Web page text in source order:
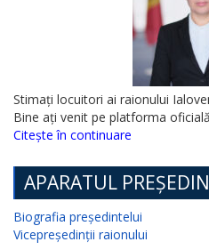
Stimați locuitori ai raionului
Bine ați venit pe platforma
Citește în continuare
APARATUL
Biografia președintelui
Vicepreședinții raionului